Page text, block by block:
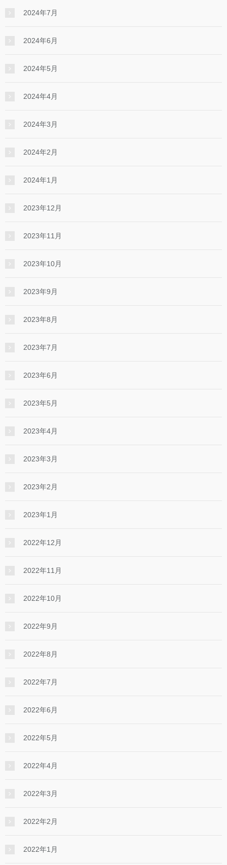
2024年7月
2024年6月
2024年5月
2024年4月
2024年3月
2024年2月
2024年1月
2023年12月
2023年11月
2023年10月
2023年9月
2023年8月
2023年7月
2023年6月
2023年5月
2023年4月
2023年3月
2023年2月
2023年1月
2022年12月
2022年11月
2022年10月
2022年9月
2022年8月
2022年7月
2022年6月
2022年5月
2022年4月
2022年3月
2022年2月
2022年1月